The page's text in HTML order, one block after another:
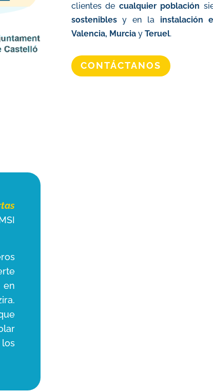
clientes de cualquier población
sosteniblesyen la instalación
Valencia, Murcia y Teruel.
CONTÁCTANOS
en